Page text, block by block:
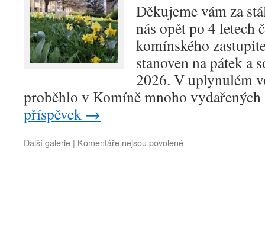
to
především
žije!
Děkujeme vám za
nás opět po 4 letech
komínského
stanoven na pátek a
2026. V uplynulém
proběhlo v Komíně mnoho
příspěvek →
Další galerie | Komentáře nejsou povolené